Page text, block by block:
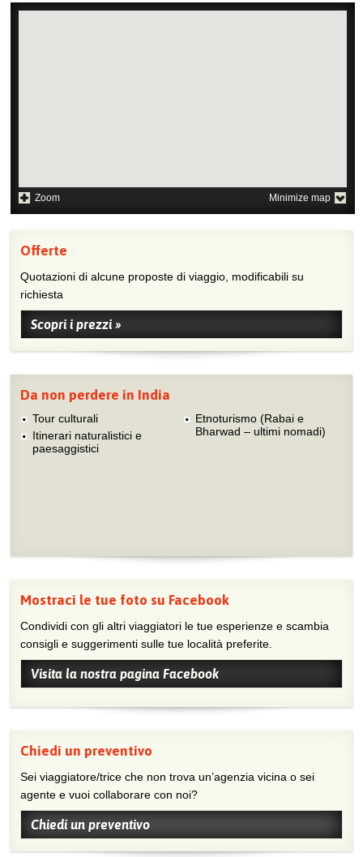
Zoom Minimize map
Offerte
Quotazioni di alcune proposte di viaggio, modificabili su
richiesta
Scopri i prezzi »
Da non perdere in India
Tour culturali
Itinerari naturalistici e
paesaggistici
Etnoturismo (Rabai e
Bharwad – ultimi nomadi)
Mostraci le tue foto su Facebook
Condividi con gli altri viaggiatori le tue esperienze e scambia
consigli e suggerimenti sulle tue località preferite.
Visita la nostra pagina Facebook
Chiedi un preventivo
Sei viaggiatore/trice che non trova un’agenzia vicina o sei
agente e vuoi collaborare con noi?
Chiedi un preventivo